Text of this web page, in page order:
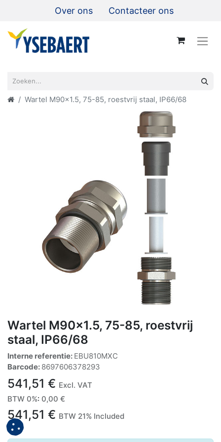
Over ons Contacteer ons
Wartel M90x1.5, 75-85, roestvrij staal, IP66/68
Wartel M90x1.5, 75-85, roestvrij
staal, IP66/68
Interne referentie: EBU810MXC
Barcode: 8697606378293
541,51 € Excl. VAT
BTW 0%: 0,00 €
541,51 € BTW 21% Included